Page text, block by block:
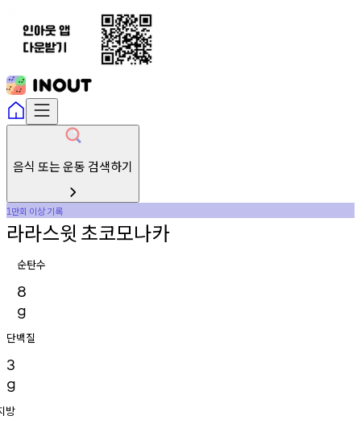
음식 또는 운동 검색하기
1만회 이상기록
라라스윗 초코모나카
순탄수
8
g
단백질
3
g
방